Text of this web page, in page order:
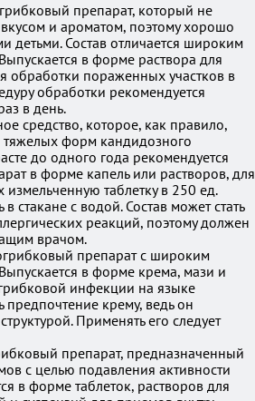
препарат, который не
и ароматом, поэтому хорошо
детьми. Состав отличается широким
в форме раствора для
обработки пораженных участков в
обработки рекомендуется
в день.
средство, которое, как правило,
тяжелых форм кандидозного
до одного года рекомендуется
в форме капель или растворов, для
таблетку в 250 ед.
стакане с водой. Состав может стать
реакций, поэтому должен
врачом.
препарат с широким
в форме крема, мази и
инфекции на языке
предпочтение крему, ведь он
Применять его следует
препарат, предназначенный
с целью подавления активности
в форме таблеток, растворов для